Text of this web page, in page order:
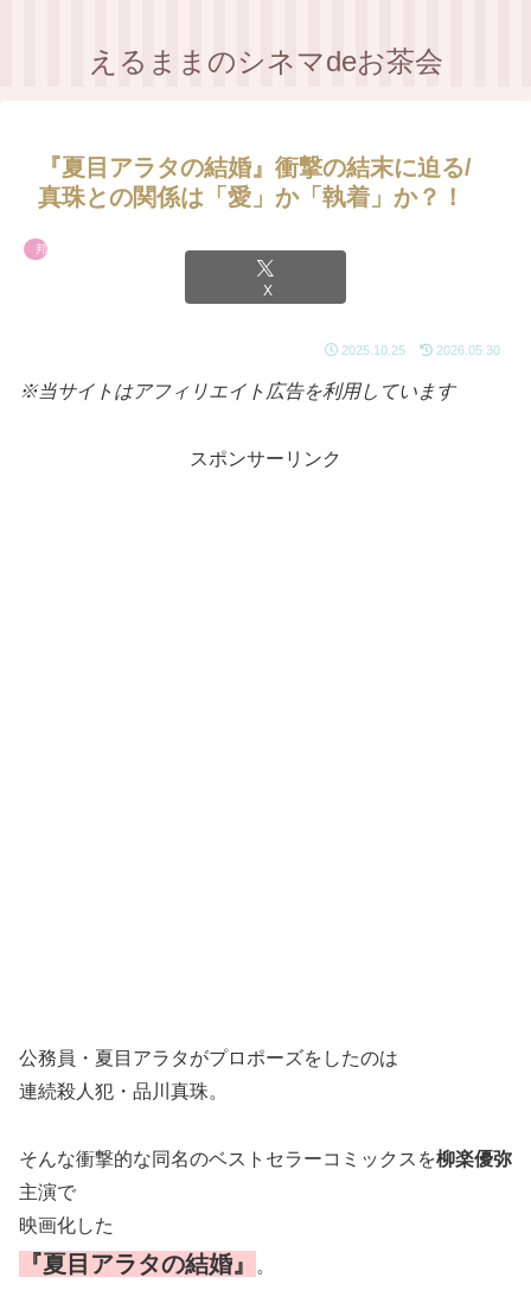
えるままのシネマdeお茶会
『夏目アラタの結婚』衝撃の結末に迫る/
真珠との関係は「愛」か「執着」か？！
邦画
X
2025.10.25 2026.05.30
※当サイトはアフィリエイト広告を利用しています
スポンサーリンク
公務員・夏目アラタがプロポーズをしたのは
連続殺人犯・品川真珠。
そんな衝撃的な同名のベストセラーコミックスを柳楽優弥
主演で
映画化した
『夏目アラタの結婚』 。